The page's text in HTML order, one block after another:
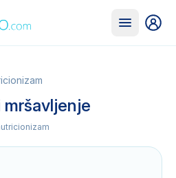
mršavljenje